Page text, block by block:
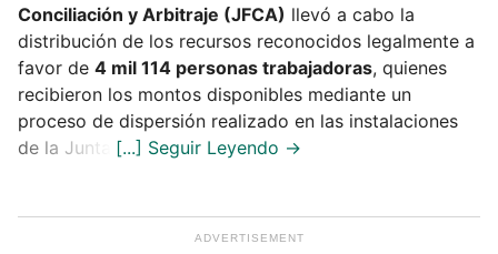
Conciliación y Arbitraje (JFCA) llevó a cabo la
distribución de los recursos reconocidos legalmente a
favor de 4 mil 114 personas trabajadoras, quienes
recibieron los montos disponibles mediante un
proceso de dispersión realizado en las instalaciones
de la Junta.